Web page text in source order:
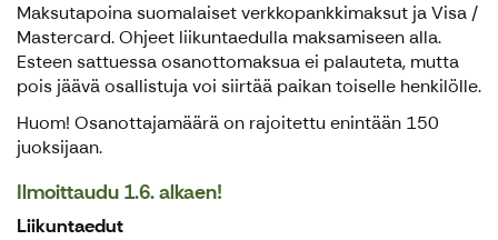
Maksutapoina suomalaiset verkkopankkimaksut ja Visa /
Mastercard. Ohjeet liikuntaedulla maksamiseen alla.
Esteen sattuessa osanottomaksua ei palauteta, mutta
pois jäävä osallistuja voi siirtää paikan toiselle henkilölle.
Huom! Osanottajamäärä on rajoitettu enintään 150
juoksijaan.
Ilmoittaudu 1.6. alkaen!
Liikuntaedut